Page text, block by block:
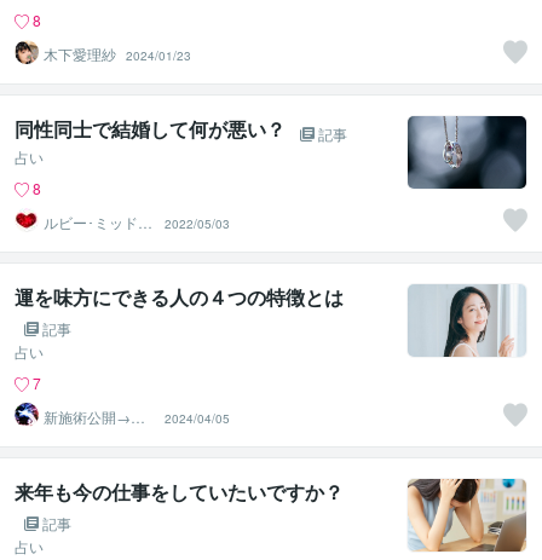
8
木下愛理紗 2024/01/23
同性同士で結婚して何が悪い？
記事
占い
8
ルビー･ミッドナ
イト
2022/05/03
運を味方にできる人の４つの特徴とは
記事
占い
7
新施術公開→≪
相手意識強制変
化≫◆星桜龍
2024/04/05
来年も今の仕事をしていたいですか？
記事
占い